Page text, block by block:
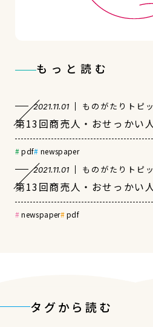
もっと読む
2021.11.01 ものがたりトピ
第13回商売人・おせっかい
pdf newspaper
2021.11.01 ものがたりトピ
第13回商売人・おせっかい
newspaper pdf
タグから読む